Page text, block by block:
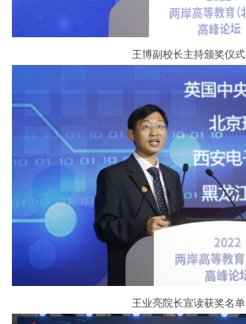
王博副校长主持颁奖仪式
王业亮院长宣读获奖名单